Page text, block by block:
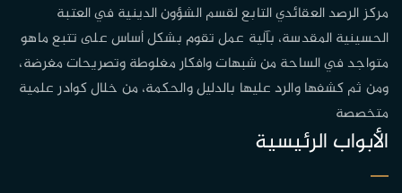
مركز الرصد العقائدي التابع لقسم الشؤون الدينية في العتبة
الحسينية المقدسة، بآلية عمل تقوم بشكل أساس على تتبع ماهو
متواجد في الساحة من شبهات وافكار مغلوطة وتصريحات مغرضة،
ومن ثم كشفها والرد عليها بالدليل والحكمة، من خلال كوادر علمية
متخصصة
الأبواب الرئيسية